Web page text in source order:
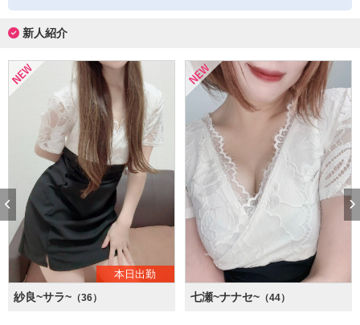
新人紹介
本日出勤
紗良~サラ~ （36） 七瀬~ナナセ~ （44）